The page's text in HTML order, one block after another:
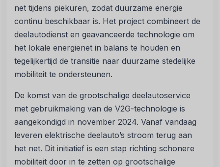
net tijdens piekuren, zodat duurzame energie
continu beschikbaar is. Het project combineert de
deelautodienst en geavanceerde technologie om
het lokale energienet in balans te houden en
tegelijkertijd de transitie naar duurzame stedelijke
mobiliteit te ondersteunen.
De komst van de grootschalige deelautoservice
met gebruikmaking van de V2G-technologie is
aangekondigd in november 2024. Vanaf vandaag
leveren elektrische deelauto’s stroom terug aan
het net. Dit initiatief is een stap richting schonere
mobiliteit door in te zetten op grootschalige